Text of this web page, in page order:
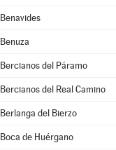
Benavides
Benuza
Bercianos del Páramo
Bercianos del Real Camino
Berlanga del Bierzo
Boca de Huérgano